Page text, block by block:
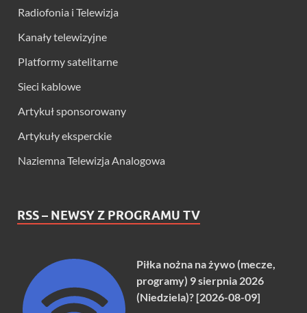
Radiofonia i Telewizja
Kanały telewizyjne
Platformy satelitarne
Sieci kablowe
Artykuł sponsorowany
Artykuły eksperckie
Naziemna Telewizja Analogowa
RSS – NEWSY Z PROGRAMU TV
Piłka nożna na żywo (mecze,
programy) 9 sierpnia 2026
(Niedziela)? [2026-08-09]